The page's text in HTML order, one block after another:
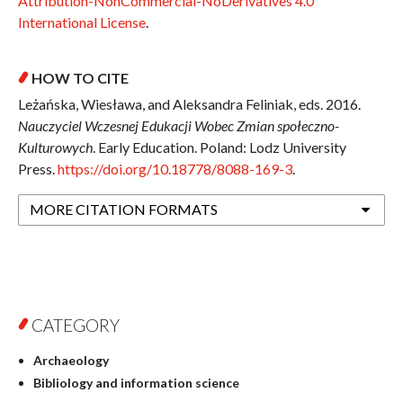
International License
HOW TO CITE
Leżańska, Wiesława, and Aleksandra Feliniak, eds. 2016.
Nauczyciel Wczesnej Edukacji Wobec Zmian społeczno-
Kulturowych . Early Education. Poland: Lodz University
Press. https://doi.org/10.18778/8088-169-3
MORE CITATION FORMATS
CATEGORY
Archaeology
Bibliology and information science